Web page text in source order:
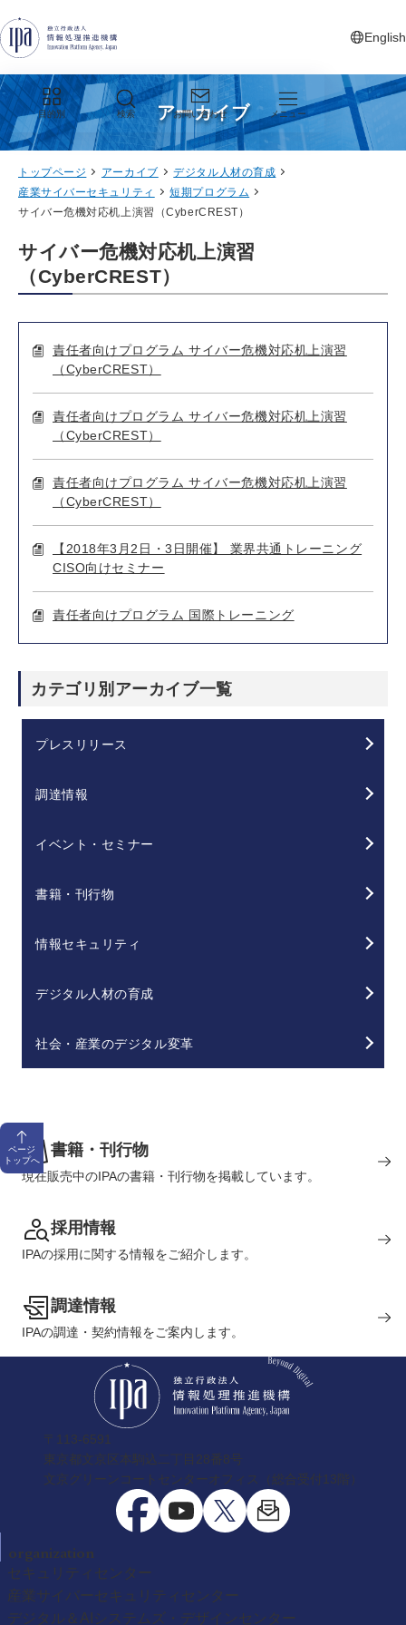
English
新しいタ
目的別 検索 お問い合わせ メニュー
アーカイブ
トップページ アーカイブ
デジタル人材の育成
産業サイバーセキュリティ
短期プログラム
サイバー危機対応机上演習（CyberCREST）
サイバー危機対応机上演習
（CyberCREST）
責任者向けプログラム サイバー危機対応机上演習
（CyberCREST）
責任者向けプログラム サイバー危機対応机上演習
（CyberCREST）
責任者向けプログラム サイバー危機対応机上演習
（CyberCREST）
【2018年3月2日・3日開催】 業界共通トレーニング
CISO向けセミナー
責任者向けプログラム 国際トレーニング
カテゴリ別アーカイブ一覧
プレスリリース
調達情報
イベント・セミナー
書籍・刊行物
情報セキュリティ
デジタル人材の育成
社会・産業のデジタル変革
ページ
トップへ
書籍・刊行物
現在販売中のIPAの書籍・刊行物を掲載しています。
採用情報
IPAの採用に関する情報をご紹介します。
調達情報
IPAの調達・契約情報をご案内します。
〒113-6591
東京都文京区本駒込二丁目28番8号
文京グリーンコートセンターオフィス（総合受付13階）
organization
セキュリティセンター
産業サイバーセキュリティセンター
デジタル＆AIシステムズ・デザインセンター